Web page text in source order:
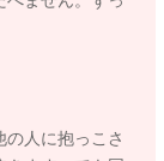
人に抱っこさ